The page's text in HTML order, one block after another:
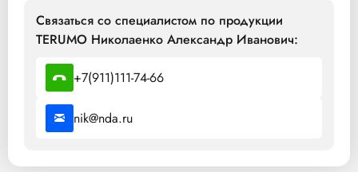
Связаться со специалистом по продукции
TERUMO Николаенко Александр Иванович:
+7(911)111-74-66
nik@nda.ru